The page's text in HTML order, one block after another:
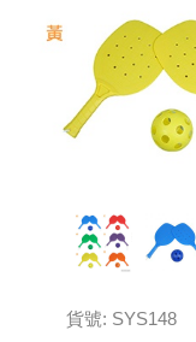
貨號: SYS148